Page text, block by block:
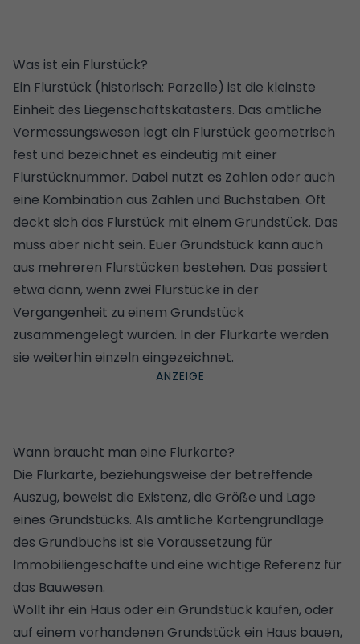
Was ist ein Flurstück?
Ein Flurstück (historisch: Parzelle) ist die kleinste
Einheit des Liegenschaftskatasters. Das amtliche
Vermessungswesen legt ein Flurstück geometrisch
fest und bezeichnet es eindeutig mit einer
Flurstücknummer. Dabei nutzt es Zahlen oder auch
eine Kombination aus Zahlen und Buchstaben. Oft
deckt sich das Flurstück mit einem Grundstück. Das
muss aber nicht sein. Euer Grundstück kann auch
aus mehreren Flurstücken bestehen. Das passiert
etwa dann, wenn zwei Flurstücke in der
Vergangenheit zu einem Grundstück
zusammengelegt wurden. In der Flurkarte werden
sie weiterhin einzeln eingezeichnet.
Wann braucht man eine Flurkarte?
Die Flurkarte, beziehungsweise der betreffende
Auszug, beweist die Existenz, die Größe und Lage
eines Grundstücks. Als amtliche Kartengrundlage
des Grundbuchs ist sie Voraussetzung für
Immobiliengeschäfte und eine wichtige Referenz für
das Bauwesen.
Wollt ihr ein Haus oder ein Grundstück kaufen, oder
auf einem vorhandenen Grundstück ein Haus bauen,